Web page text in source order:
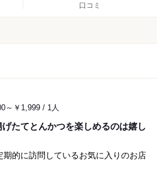
口コミ
～￥1,999 / 1人
たてとんかつを楽しめるのは嬉し
的に訪問しているお気に入りのお店